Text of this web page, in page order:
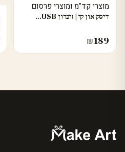
מוצרי קד"מ ומוצרי פרסום
דיסק און קי | זיכרון USB…
₪189